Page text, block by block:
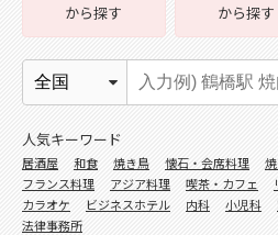
から探す
から探す
人気キーワード
居酒屋 和食 焼き鳥 懐石・会席料理
フランス料理
アジア料理 喫茶・カフェ
カラオケ
ビジネスホテル 内科 小児科
法律事務所